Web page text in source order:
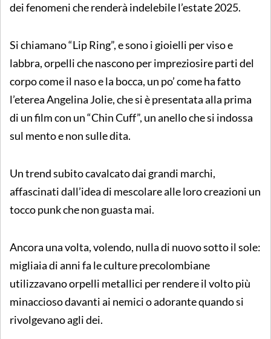
dei fenomeni che renderà indelebile l’estate 2025.
Si chiamano “Lip Ring”, e sono i gioielli per viso e
labbra, orpelli che nascono per impreziosire parti del
corpo come il naso e la bocca, un po’ come ha fatto
l’eterea Angelina Jolie, che si è presentata alla prima
di un film con un “Chin Cuff”, un anello che si indossa
sul mento e non sulle dita.
Un trend subito cavalcato dai grandi marchi,
affascinati dall’idea di mescolare alle loro creazioni un
tocco punk che non guasta mai.
Ancora una volta, volendo, nulla di nuovo sotto il sole:
migliaia di anni fa le culture precolombiane
utilizzavano orpelli metallici per rendere il volto più
minaccioso davanti ai nemici o adorante quando si
rivolgevano agli dei.